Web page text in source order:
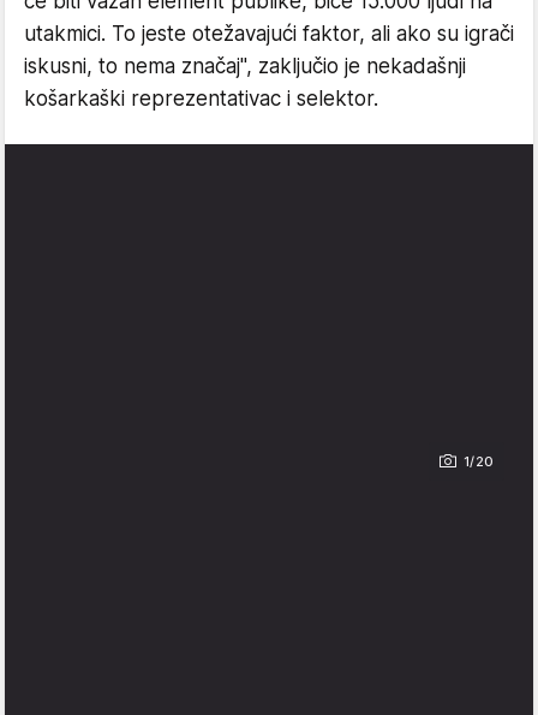
utakmici. To jeste otežavajući faktor, ali ako su igrači
iskusni, to nema značaj", zaključio je nekadašnji
košarkaški reprezentativac i selektor.
1/20